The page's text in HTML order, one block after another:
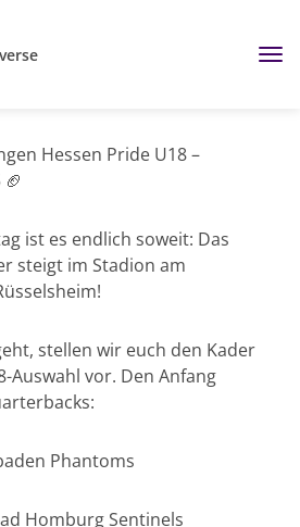
Hessen Pride U18 –
ist es endlich soweit: Das
steigt im Stadion am
stellen wir euch den Kader
Auswahl vor. Den Anfang
Phantoms
Homburg Sentinels